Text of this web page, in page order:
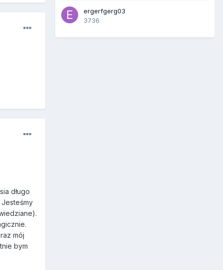
długo
Jesteśmy
mój
bym
ergerfgerg03
3736